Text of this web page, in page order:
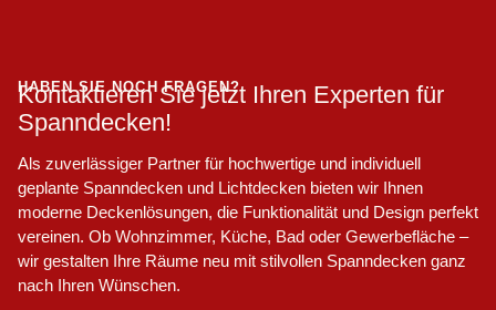
HABEN SIE NOCH FRAGEN?
Kontaktieren Sie jetzt Ihren Experten für
Spanndecken!
Als zuverlässiger Partner für hochwertige und individuell
geplante Spanndecken und Lichtdecken bieten wir Ihnen
moderne Deckenlösungen, die Funktionalität und Design perfekt
vereinen. Ob Wohnzimmer, Küche, Bad oder Gewerbefläche –
wir gestalten Ihre Räume neu mit stilvollen Spanndecken ganz
nach Ihren Wünschen.